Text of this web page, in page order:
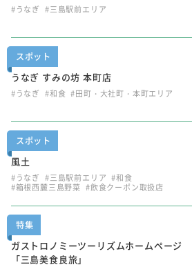
#うなぎ #三島駅前エリア
スポット
うなぎ すみの坊 本町店
#うなぎ #和食 #田町・大社町・本町エリア
スポット
風土
#うなぎ #三島駅前エリア #和食
#箱根西麓三島野菜 #飲食クーポン取扱店
特集
ガストロノミーツーリズムホームページ
「三島美食良旅」